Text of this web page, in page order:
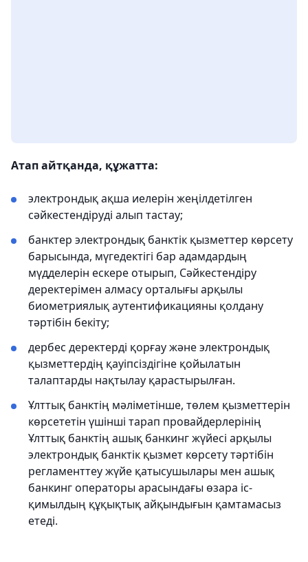
Атап айтқанда, құжатта:
электрондық ақша иелерін жеңілдетілген
сәйкестендіруді алып тастау;
банктер электрондық банктік қызметтер көрсету
барысында, мүгедектігі бар адамдардың
мүдделерін ескере отырып, Сәйкестендіру
деректерімен алмасу орталығы арқылы
биометриялық аутентификацияны қолдану
тәртібін бекіту;
дербес деректерді қорғау және электрондық
қызметтердің қауіпсіздігіне қойылатын
талаптарды нақтылау қарастырылған.
Ұлттық банктің мәліметінше, төлем қызметтерін
көрсететін үшінші тарап провайдерлерінің
Ұлттық банктің ашық банкинг жүйесі арқылы
электрондық банктік қызмет көрсету тәртібін
регламенттеу жүйе қатысушылары мен ашық
банкинг операторы арасындағы өзара іс-
қимылдың құқықтық айқындығын қамтамасыз
етеді.